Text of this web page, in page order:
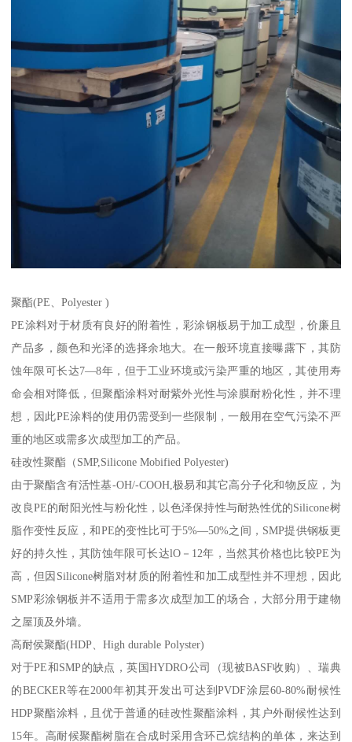
聚酯(PE、Polyester )
PE涂料对于材质有良好的附着性，彩涂钢板易于加工成型，价廉且
产品多，颜色和光泽的选择余地大。在一般环境直接曝露下，其防
蚀年限可长达7—8年，但于工业环境或污染严重的地区，其使用寿
命会相对降低，但聚酯涂料对耐紫外光性与涂膜耐粉化性，并不理
想，因此PE涂料的使用仍需受到一些限制，一般用在空气污染不严
重的地区或需多次成型加工的产品。
硅改性聚酯（SMP,Silicone Mobified Polyester)
由于聚酯含有活性基-OH/-COOH,极易和其它高分子化和物反应，为
改良PE的耐阳光性与粉化性，以色泽保持性与耐热性优的Silicone树
脂作变性反应，和PE的变性比可于5%—50%之间，SMP提供钢板更
好的持久性，其防蚀年限可长达lO－12年，当然其价格也比较PE为
高，但因Silicone树脂对材质的附着性和加工成型性并不理想，因此
SMP彩涂钢板并不适用于需多次成型加工的场合，大部分用于建物
之屋顶及外墙。
高耐侯聚酯(HDP、High durable Polyster)
对于PE和SMP的缺点，英国HYDRO公司（现被BASF收购）、瑞典
的BECKER等在2000年初其开发出可达到PVDF涂层60-80%耐候性
HDP聚酯涂料，且优于普通的硅改性聚酯涂料，其户外耐候性达到
15年。高耐候聚酯树脂在合成时采用含环己烷结构的单体，来达到